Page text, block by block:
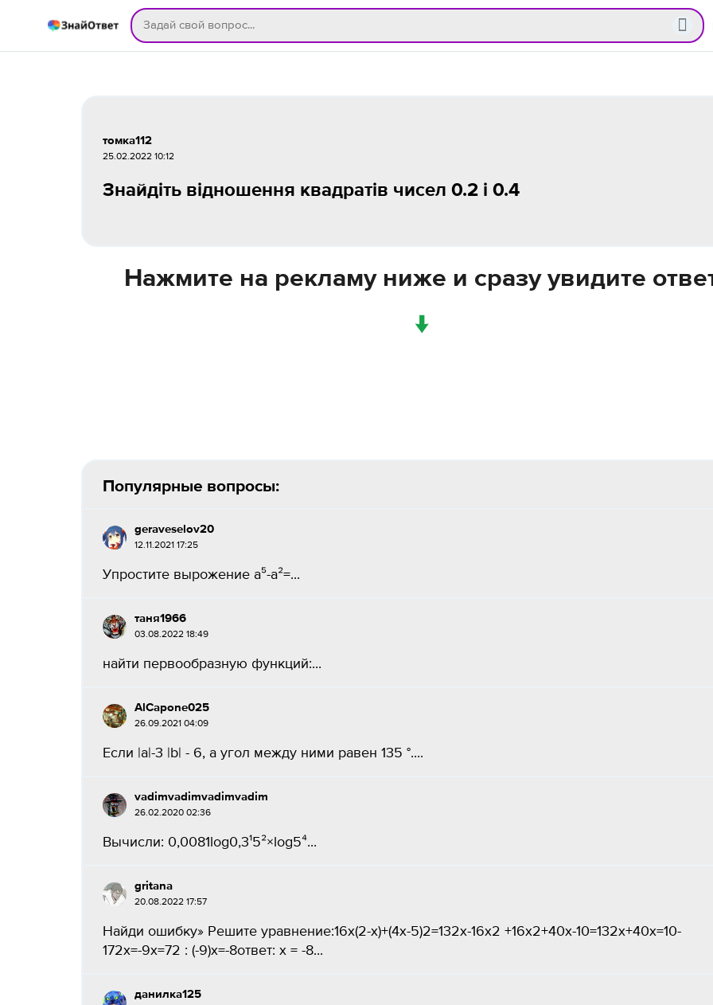
томка112
25.02.2022 10:12
Знайдіть відношення квадратів чисел 0.2 і 0.4
Нажмите на рекламу ниже и сразу увидите
↓
Популярные вопросы:
geraveselov20
12.11.2021 17:25
Упростите вырожениe a⁵-a²=​...
таня1966
03.08.2022 18:49
найти первообразную функций:...
AlCapone025
26.09.2021 04:09
Если |а|-3 |b| - 6, а угол между ними равен 135 °....
vadimvadimvadimvadim
26.02.2020 02:36
Вычисли: 0,0081log0,3¹5²×log5⁴​...
gritana
20.08.2022 17:57
Найди ошибку» Решите уравнение:16х(2-х)+(4х-5)2=132х-16х2 +16х2+40х-10=132х+40х=10-
172х=-9х=72 : (-9)х=-8ответ: х = -8...
данилка125